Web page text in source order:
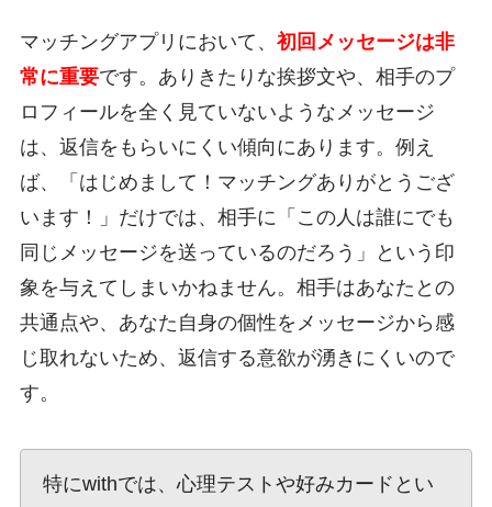
マッチングアプリにおいて、 初回メッセージは非
常に重要です。ありきたりな挨拶文や、相手のプ
ロフィールを全く見ていないようなメッセージ
は、返信をもらいにくい傾向にあります。例え
ば、「はじめまして！マッチングありがとうござ
います！」だけでは、相手に「この人は誰にでも
同じメッセージを送っているのだろう」という印
象を与えてしまいかねません。相手はあなたとの
共通点や、あなた自身の個性をメッセージから感
じ取れないため、返信する意欲が湧きにくいので
す。
特にwithでは、心理テストや好みカードとい